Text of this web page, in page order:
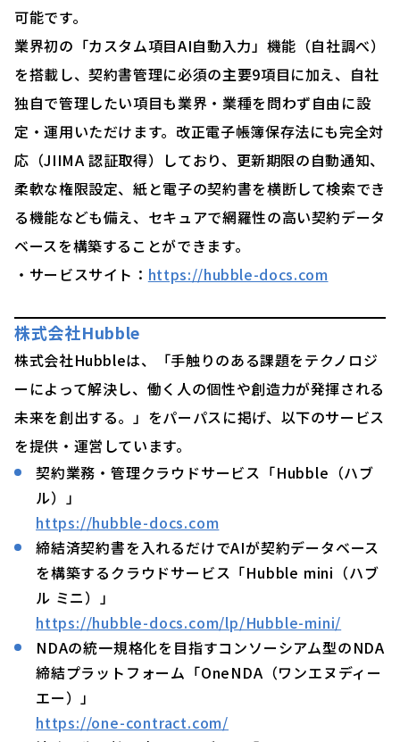
可能です。
業界初の「カスタム項目AI自動入力」機能（自社調べ）
を搭載し、契約書管理に必須の主要9項目に加え、自社
独自で管理したい項目も業界・業種を問わず自由に設
定・運用いただけます。改正電子帳簿保存法にも完全対
応（JIIMA 認証取得）しており、更新期限の自動通知、
柔軟な権限設定、紙と電子の契約書を横断して検索でき
る機能なども備え、セキュアで網羅性の高い契約データ
ベースを構築することができます。
・サービスサイト： https://hubble-docs.com
株式会社Hubble
株式会社Hubbleは、「手触りのある課題をテクノロジ
ーによって解決し、働く人の個性や創造力が発揮される
未来を創出する。」をパーパスに掲げ、以下のサービス
を提供・運営しています。
契約業務・管理クラウドサービス「Hubble（ハブ
ル）」
https://hubble-docs.com
締結済契約書を入れるだけでAIが契約データベース
を構築するクラウドサービス「Hubble mini（ハブ
ル ミニ）」
https://hubble-docs.com/lp/Hubble-mini/
NDAの統一規格化を目指すコンソーシアム型のNDA
締結プラットフォーム「OneNDA（ワンエヌディー
エー）」
https://one-contract.com/